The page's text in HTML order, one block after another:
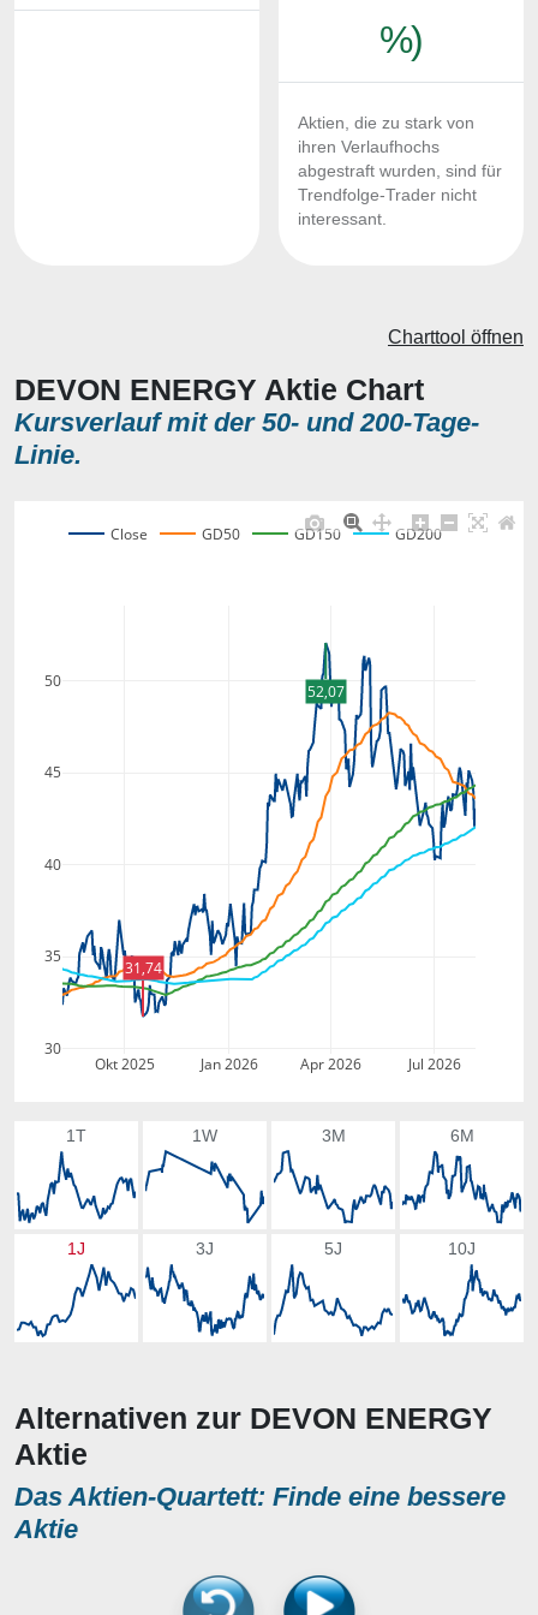
%)
Aktien, die zu stark von
ihren Verlaufhochs
abgestraft wurden, sind für
Trendfolge-Trader nicht
interessant.
DEVON ENERGY Aktie Chart
Kursverlauf mit der 50- und 200-Tage-
Linie.
Charttool öffnen
Okt 2025 Jan 2026 Apr 2026 Jul 2026
30
35
40
45
50
Close GD50 GD150 GD200
52,07
31,74
1T 1W 3M 6M
1J 3J 5J 10J
Alternativen zur DEVON ENERGY
Aktie
Das Aktien-Quartett: Finde eine bessere
Aktie